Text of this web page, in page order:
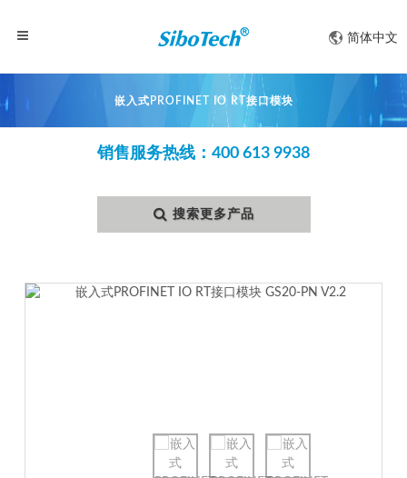
简体中文
嵌入式PROFINET IO RT接口模块
销售服务热线：400 613 9938
搜索更多产品